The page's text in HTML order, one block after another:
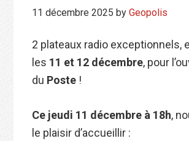
11 décembre 2025 byGeopolis
2 plateaux radio exceptionnels,
les 11 et 12 décembre, pour
du Poste !
Ce jeudi 11 décembre à 18h,
le plaisir d’accueillir :